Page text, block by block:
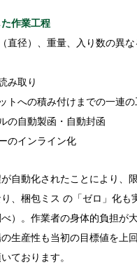
作業工程
直径）、重量、入り数の異
み取り
トへの積み付けまでの一連の
の自動製函・自動封函
のインライン化
自動化されたことにより、
、梱包ミス の「ゼロ」化も
べ）。作業者の身体的負担が
生産性も当初の目標値を上
ております。